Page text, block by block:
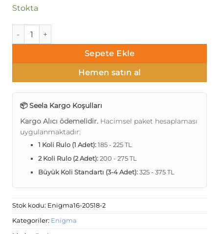
Stokta
Seela Enigma 20518-2 Duvar Kağıdı 16m² adet
Sepete Ekle
Hemen satın al
📦 Seela Kargo Koşulları
Kargo Alıcı ödemelidir. Hacimsel paket hesaplaması
uygulanmaktadır:
1 Koli Rulo (1 Adet):185 - 225 TL
2 Koli Rulo (2 Adet):200 - 275 TL
Büyük Koli Standartı (3-4 Adet):325 - 375 TL
Stok kodu: Enigma16-20518-2
Kategoriler: Enigma